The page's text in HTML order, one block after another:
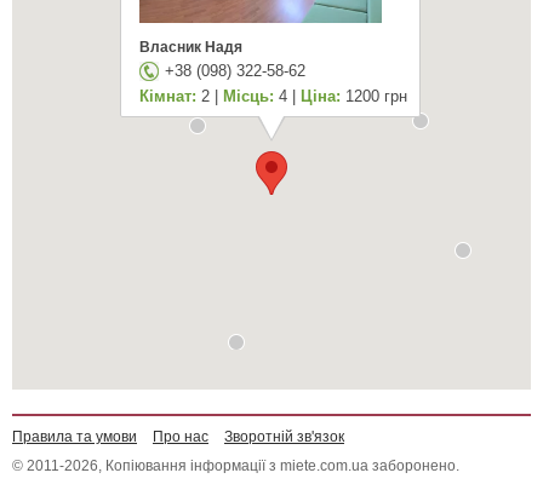
Власник Надя
+38 (098) 322-58-62
Кімнат: 2 |Місць: 4 |Ціна: 1200 грн
Правила та умови Про нас
Зворотній зв'язок
© 2011-2026, Копіювання інформації з miete.com.ua заборонено.